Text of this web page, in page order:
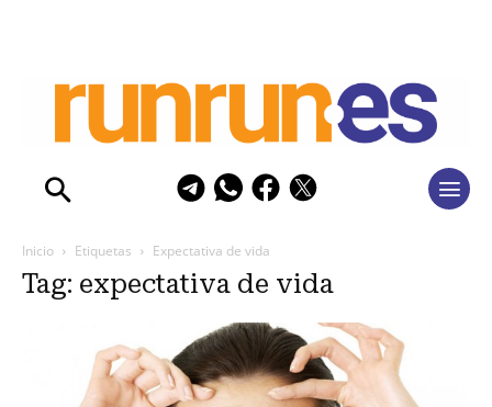
Inicio Etiquetas Expectativa de vida
Tag: expectativa de vida